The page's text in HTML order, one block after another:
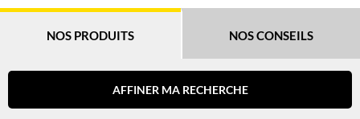
préparation de sous-couche. SALTI vous propose des rouleaux d'une
jusque 242 kN. Vous devez disposer d'une autorisation de conduite CACES
30 rouleaux en utilisant nos filtres (par exemple type de rouleau, force de
compactage ou poids).
NOS PRODUITS NOS CONSEILS
AFFINER MA RECHERCHE